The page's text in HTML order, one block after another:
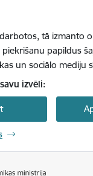
tā izmanto
papildus
un sociālo mediju
izvēli: